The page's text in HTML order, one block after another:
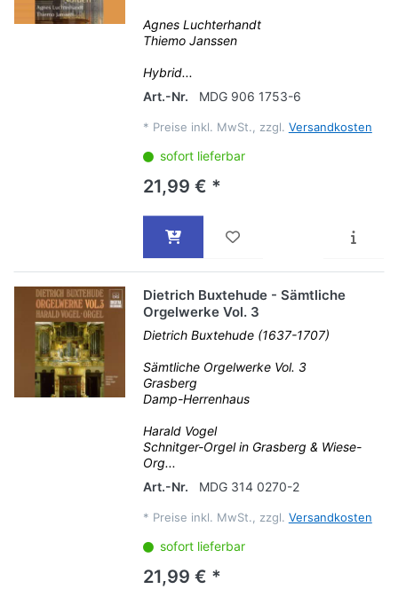
Agnes Luchterhandt
Thiemo Janssen
Hybrid...
Art.-Nr.
MDG 906 1753-6
* Preise inkl. MwSt., zzgl. Versandkosten
sofort lieferbar
21,99 € *
Dietrich Buxtehude - Sämtliche
Orgelwerke Vol. 3
Dietrich Buxtehude (1637-1707)
Sämtliche Orgelwerke Vol. 3
Grasberg
Damp-Herrenhaus
Harald Vogel
Schnitger-Orgel in Grasberg & Wiese-
Org...
Art.-Nr.
MDG 314 0270-2
* Preise inkl. MwSt., zzgl. Versandkosten
sofort lieferbar
21,99 € *